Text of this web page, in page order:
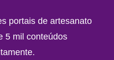
portais de artesanato
5 mil conteúdos